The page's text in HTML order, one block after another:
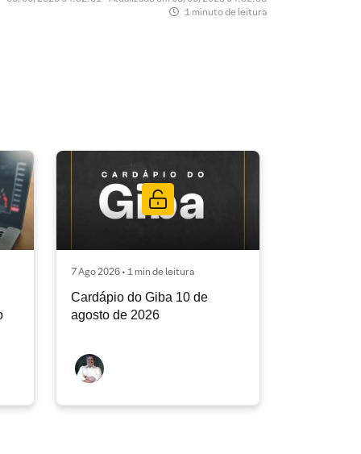
1 minuto de leitura
7 Ago 2026 • 1 min de leitura
Cardápio do Giba 10 de
agosto de 2026